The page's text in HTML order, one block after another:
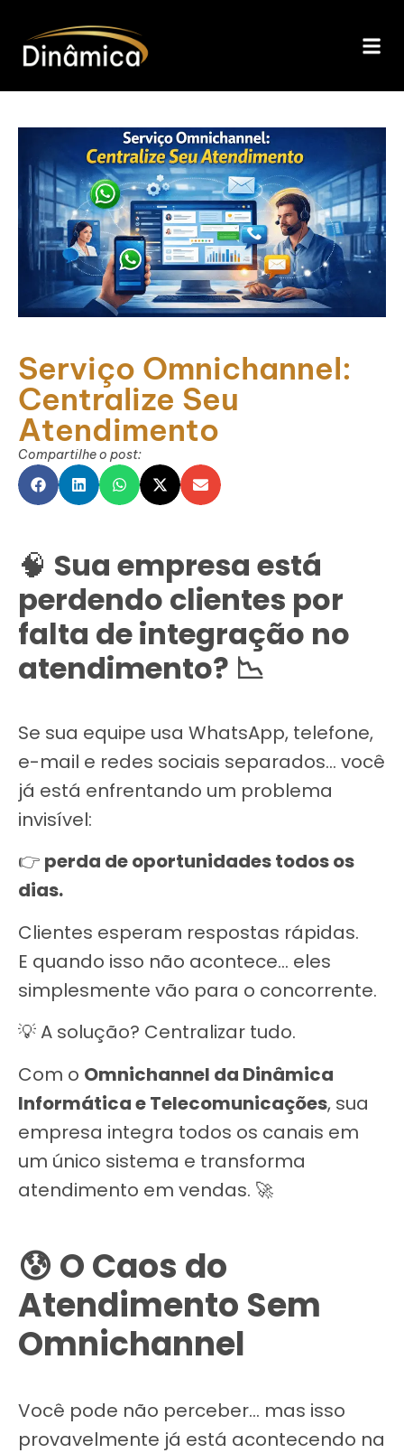
Serviço Omnichannel:
Centralize Seu
Atendimento
Compartilhe o post:
🧠 Sua empresa está
perdendo clientes por
falta de integração no
atendimento? 📉
Se sua equipe usa WhatsApp, telefone,
e-mail e redes sociais separados… você
já está enfrentando um problema
invisível:
👉 perda de oportunidades todos os
dias.
Clientes esperam respostas rápidas.
E quando isso não acontece… eles
simplesmente vão para o concorrente.
💡 A solução? Centralizar tudo.
Com o Omnichannel da Dinâmica
Informática e Telecomunicações, sua
empresa integra todos os canais em
um único sistema e transforma
atendimento em vendas. 🚀
😰 O Caos do
Atendimento Sem
Omnichannel
Você pode não perceber… mas isso
provavelmente já está acontecendo na